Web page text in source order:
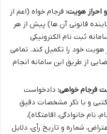
فرجام خواه (اعم از
قانونی آن ها) پیش از هر
ثبت نام الکترونیکی
هویت خود را تکمیل کند. تمامی
از طریق این سامانه انجام
دادخواست
و با ذکر مشخصات دقیق
نام خانوادگی، اقامتگاه)،
شماره و تاریخ رأی، دلایل